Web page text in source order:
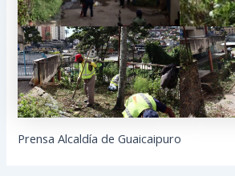
Prensa Alcaldía de Guaicaipuro